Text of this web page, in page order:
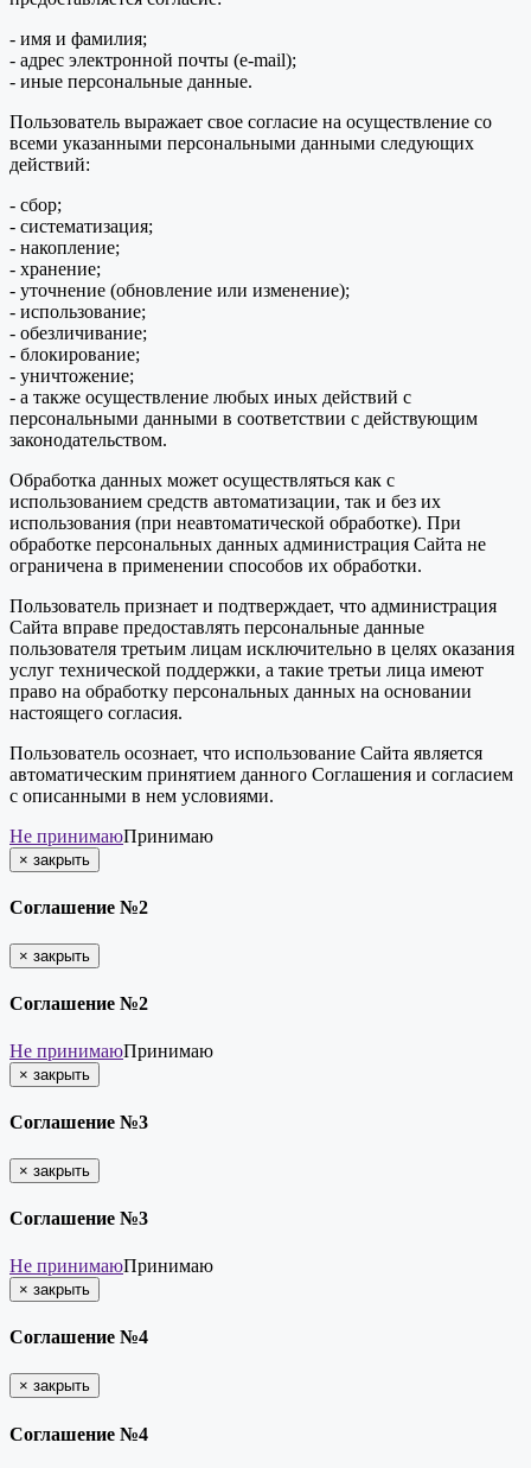
- имя и фамилия;
- адрес электронной почты (e-mail);
- иные персональные данные.
Пользователь выражает свое согласие на осуществление со
всеми указанными персональными данными следующих
действий:
- сбор;
- систематизация;
- накопление;
- хранение;
- уточнение (обновление или изменение);
- использование;
- обезличивание;
- блокирование;
- уничтожение;
- а также осуществление любых иных действий с
персональными данными в соответствии с действующим
законодательством.
Обработка данных может осуществляться как с
использованием средств автоматизации, так и без их
использования (при неавтоматической обработке). При
обработке персональных данных администрация Сайта не
ограничена в применении способов их обработки.
Пользователь признает и подтверждает, что администрация
Сайта вправе предоставлять персональные данные
пользователя третьим лицам исключительно в целях оказания
услуг технической поддержки, а такие третьи лица имеют
право на обработку персональных данных на основании
настоящего согласия.
Пользователь осознает, что использование Сайта является
автоматическим принятием данного Соглашения и согласием
с описанными в нем условиями.
Не принимаюПринимаю
× закрыть
Соглашение №2
× закрыть
Соглашение №2
Не принимаюПринимаю
× закрыть
Соглашение №3
× закрыть
Соглашение №3
Не принимаюПринимаю
× закрыть
Соглашение №4
× закрыть
Соглашение №4